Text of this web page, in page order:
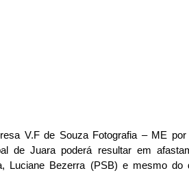
V.F de Souza Fotografia – ME
de Juara poderá resultar em
Luciane Bezerra (PSB) e mesmo do